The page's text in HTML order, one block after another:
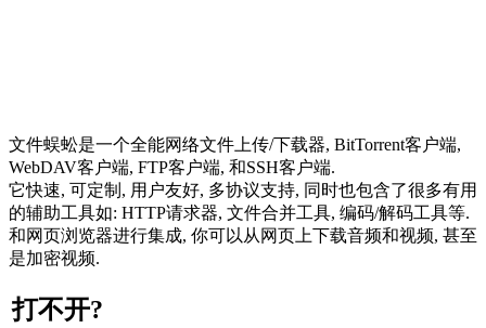
文件蜈蚣是一个全能网络文件上传/下载器, BitTorrent客户端,
WebDAV客户端, FTP客户端, 和SSH客户端.
它快速, 可定制, 用户友好, 多协议支持, 同时也包含了很多有用
的辅助工具如: HTTP请求器, 文件合并工具, 编码/解码工具等.
和网页浏览器进行集成, 你可以从网页上下载音频和视频, 甚至
是加密视频.
打不开?